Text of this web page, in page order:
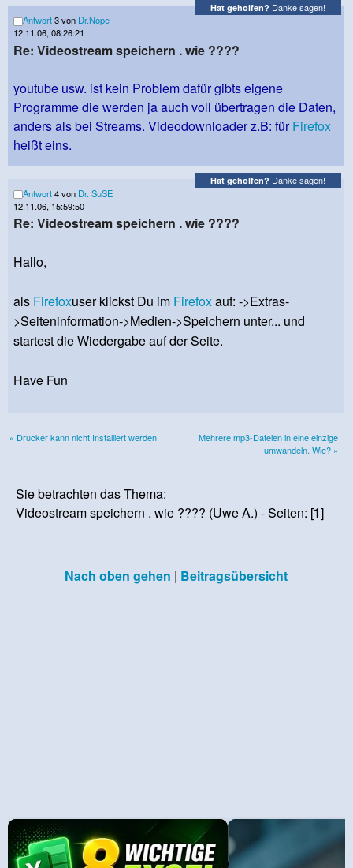
Hat geholfen? Danke sagen!
Antwort3 von Dr.Nope
12.11.06, 08:26:21
Re: Videostream speichern . wie ????
youtube usw. ist kein Problem dafür gibts eigene
Programme die werden ja auch voll übertragen die Daten,
anders als bei Streams. Videodownloader z.B: fürFirefox
heißt eins.
Hat geholfen? Danke sagen!
Antwort4 von Dr. SuSE
12.11.06, 15:59:50
Re: Videostream speichern . wie ????
Hallo,
als Firefoxuser klickst Du im Firefoxauf: ->Extras-
>Seiteninformation->Medien->Speichern unter... und
startest die Wiedergabe auf der Seite.
Have Fun
« Drucker kann nicht Installiert werden
Mehrere mp3-Dateien in eine einzige
umwandeln. Wie? »
Sie betrachten das Thema:
Videostream speichern . wie ???? (Uwe A.) - Seiten: [1]
Nach oben gehen | Beitragsübersicht